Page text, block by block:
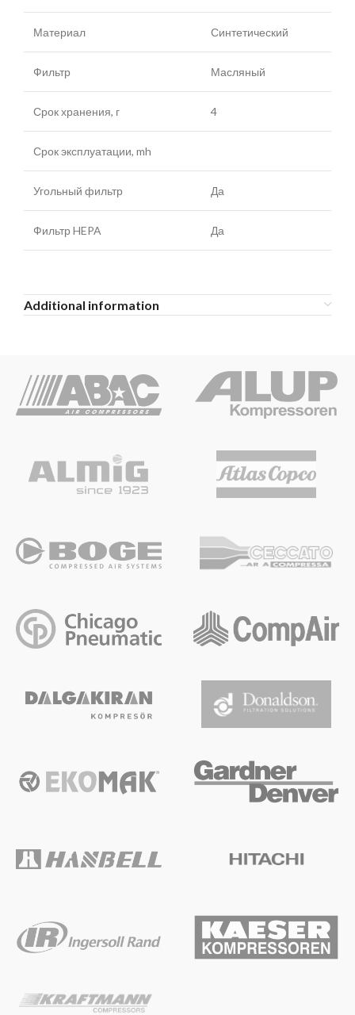
Материал Синтетический
Фильтр Масляный
Срок хранения, г 4
Срок эксплуатации, mh
Угольный фильтр Да
Фильтр HEPA Да
Additional information